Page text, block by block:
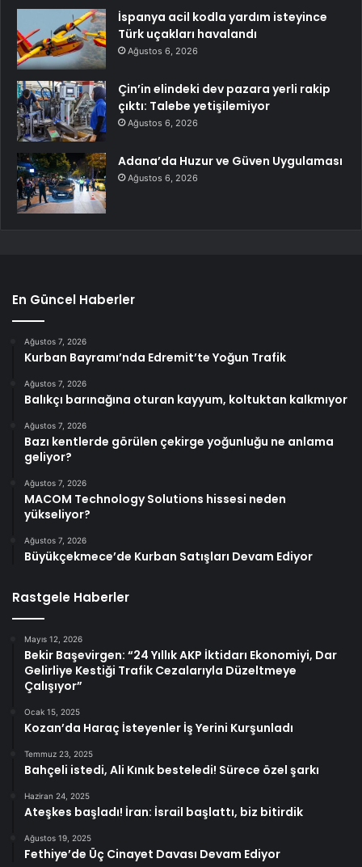
İspanya acil kodla yardım isteyince
Türk uçakları havalandı
Ağustos 6, 2026
Çin’in elindeki dev pazara yerli rakip
çıktı: Talebe yetişilemiyor
Ağustos 6, 2026
Adana’da Huzur ve Güven Uygulaması
Ağustos 6, 2026
En Güncel Haberler
Ağustos 7, 2026
Kurban Bayramı’nda Edremit’te Yoğun Trafik
Ağustos 7, 2026
Balıkçı barınağına oturan kayyum, koltuktan kalkmıyor
Ağustos 7, 2026
Bazı kentlerde görülen çekirge yoğunluğu ne anlama
geliyor?
Ağustos 7, 2026
MACOM Technology Solutions hissesi neden
yükseliyor?
Ağustos 7, 2026
Büyükçekmece’de Kurban Satışları Devam Ediyor
Rastgele Haberler
Mayıs 12, 2026
Bekir Başevirgen: “24 Yıllık AKP İktidarı Ekonomiyi, Dar
Gelirliye Kestiği Trafik Cezalarıyla Düzeltmeye
Çalışıyor”
Ocak 15, 2025
Kozan’da Haraç İsteyenler İş Yerini Kurşunladı
Temmuz 23, 2025
Bahçeli istedi, Ali Kınık besteledi! Sürece özel şarkı
Haziran 24, 2025
Ateşkes başladı! İran: İsrail başlattı, biz bitirdik
Ağustos 19, 2025
Fethiye’de Üç Cinayet Davası Devam Ediyor